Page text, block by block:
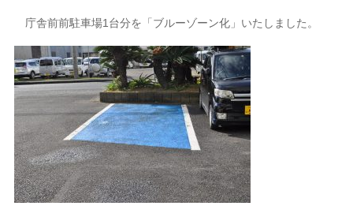
庁舎前前駐車場1台分を「ブルーゾーン化」いたしました。